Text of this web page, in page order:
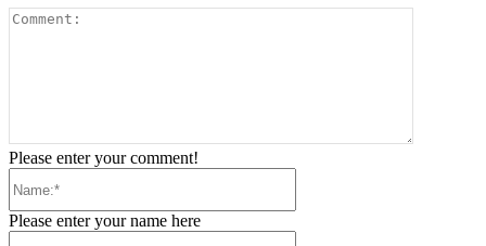
Please enter your comment!
Please enter your name here